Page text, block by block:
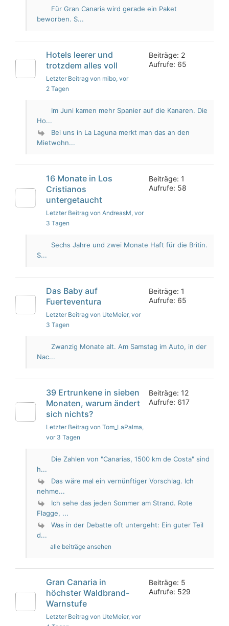
Für Gran Canaria wird gerade ein Paket
beworben. S...
Hotels leerer und
trotzdem alles voll
Letzter Beitrag von mibo, vor
2 Tagen
Beiträge: 2
Aufrufe: 65
Im Juni kamen mehr Spanier auf die Kanaren. Die
Ho...
Bei uns in La Laguna merkt man das an den
Mietwohn...
16 Monate in Los
Cristianos
untergetaucht
Letzter Beitrag von AndreasM, vor
3 Tagen
Beiträge: 1
Aufrufe: 58
Sechs Jahre und zwei Monate Haft für die Britin.
S...
Das Baby auf
Fuerteventura
Letzter Beitrag von UteMeier, vor
3 Tagen
Beiträge: 1
Aufrufe: 65
Zwanzig Monate alt. Am Samstag im Auto, in der
Nac...
39 Ertrunkene in sieben
Monaten, warum ändert
sich nichts?
Letzter Beitrag von Tom_LaPalma,
vor 3 Tagen
Beiträge: 12
Aufrufe: 617
Die Zahlen von "Canarias, 1500 km de Costa" sind
h...
Das wäre mal ein vernünftiger Vorschlag. Ich
nehme...
Ich sehe das jeden Sommer am Strand. Rote
Flagge, ...
Was in der Debatte oft untergeht: Ein guter Teil
d...
alle beiträge ansehen
Gran Canaria in
höchster Waldbrand-
Warnstufe
Letzter Beitrag von UteMeier, vor
Beiträge: 5
Aufrufe: 529